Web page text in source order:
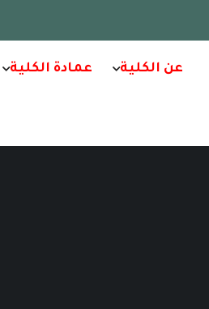
عن الكلية عمادة الكلية